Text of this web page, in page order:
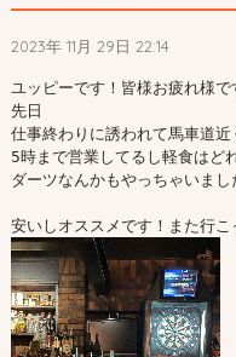
2023年 11月 29日 22:14
ユッピーです！皆様お疲れ様で
先日
仕事終わりに誘われて馬車道
5時まで営業してるし軽食はど
ダーツなんかもやっちゃいま